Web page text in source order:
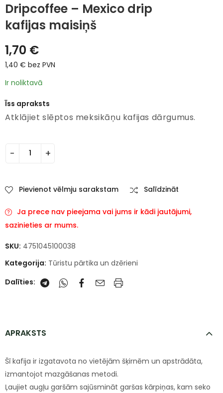
Dripcoffee – Mexico drip
kafijas maisiņš
1,70 €
1,40 € bez PVN
Ir noliktavā
Īss apraksts
Atklājiet slēptos meksikāņu kafijas dārgumus.
Pievienot vēlmju sarakstam Salīdzināt
Ja prece nav pieejama vai jums ir kādi jautājumi,
sazinieties ar mums.
SKU: 4751045100038
Kategorija: Tūristu pārtika un dzērieni
Dalīties:
APRAKSTS
Šī kafija ir izgatavota no vietējām šķirnēm un apstrādāta,
izmantojot mazgāšanas metodi.
Ļaujiet augļu garšām sajūsmināt garšas kārpiņas, kam seko